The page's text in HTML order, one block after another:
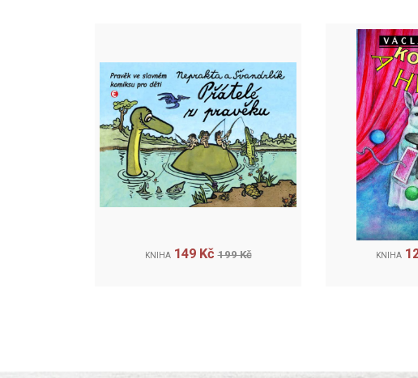
KNIHA 149 Kč 199 Kč KNIHA